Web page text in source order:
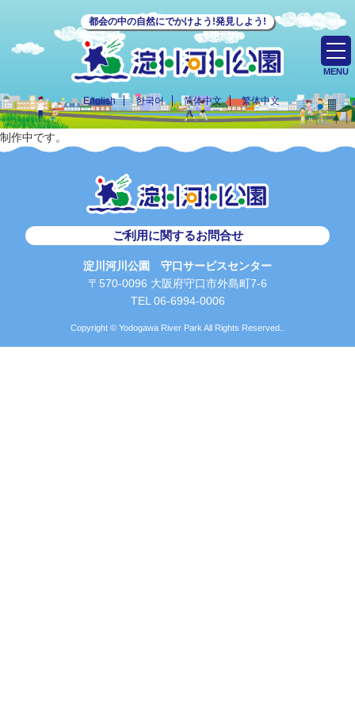
都会の中の自然にでかけよう!発見しよう!
English 한국어 简体中文 繁体中文
MENU
制作中です。
ご利用に関するお問合せ
淀川河川公園 守口サービスセンター
〒570-0096 大阪府守口市外島町7-6
TEL 06-6994-0006
Copyright © Yodogawa River Park All Rights Reserved..